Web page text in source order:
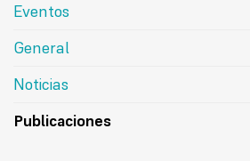
Eventos
General
Noticias
Publicaciones